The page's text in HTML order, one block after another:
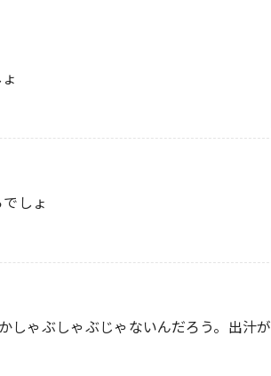
しょ
ゃぶしゃぶじゃないんだろう。出汁が